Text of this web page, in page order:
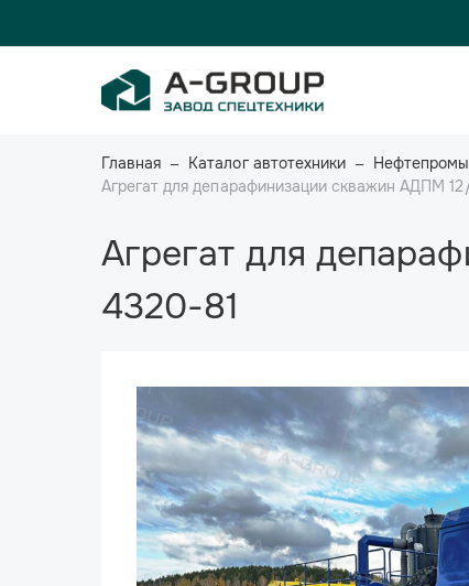
Главная Каталог автотехники
Агрегат для депарафинизации скважин АДПМ
Агрегат для
4320-81